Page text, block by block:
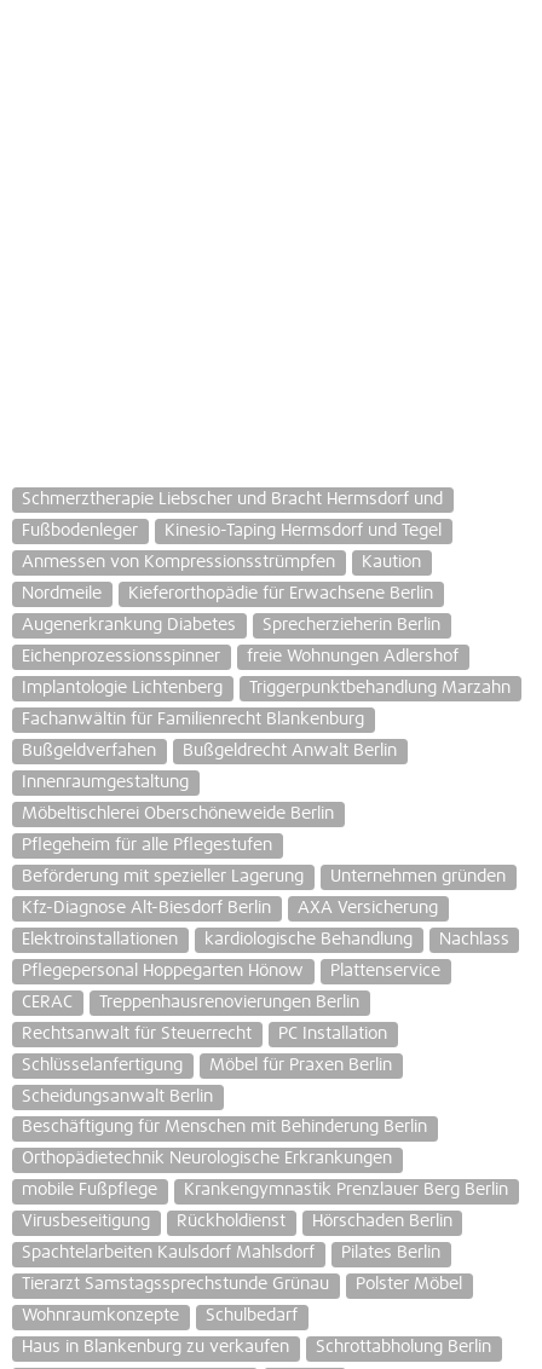
Schmerztherapie Liebscher und Bracht Hermsdorf und
Fußbodenleger
Kinesio-Taping Hermsdorf und Tegel
Anmessen von Kompressionsstrümpfen
Kaution
Nordmeile
Kieferorthopädie für Erwachsene Berlin
Augenerkrankung Diabetes
Sprecherzieherin Berlin
Eichenprozessionsspinner
freie Wohnungen Adlershof
Implantologie Lichtenberg
Triggerpunktbehandlung Marzahn
Fachanwältin für Familienrecht Blankenburg
Bußgeldverfahen
Bußgeldrecht Anwalt Berlin
Innenraumgestaltung
Möbeltischlerei Oberschöneweide Berlin
Pflegeheim für alle Pflegestufen
Beförderung mit spezieller Lagerung
Unternehmen gründen
Kfz-Diagnose Alt-Biesdorf Berlin
AXA Versicherung
Elektroinstallationen
kardiologische Behandlung
Nachlass
Pflegepersonal Hoppegarten Hönow
Plattenservice
CERAC
Treppenhausrenovierungen Berlin
Rechtsanwalt für Steuerrecht
PC Installation
Schlüsselanfertigung
Möbel für Praxen Berlin
Scheidungsanwalt Berlin
Beschäftigung für Menschen mit Behinderung Berlin
Orthopädietechnik Neurologische Erkrankungen
mobile Fußpflege
Krankengymnastik Prenzlauer Berg Berlin
Virusbeseitigung
Rückholdienst
Hörschaden Berlin
Spachtelarbeiten Kaulsdorf Mahlsdorf
Pilates Berlin
Tierarzt Samstagssprechstunde Grünau
Polster Möbel
Wohnraumkonzepte
Schulbedarf
Haus in Blankenburg zu verkaufen
Schrottabholung Berlin